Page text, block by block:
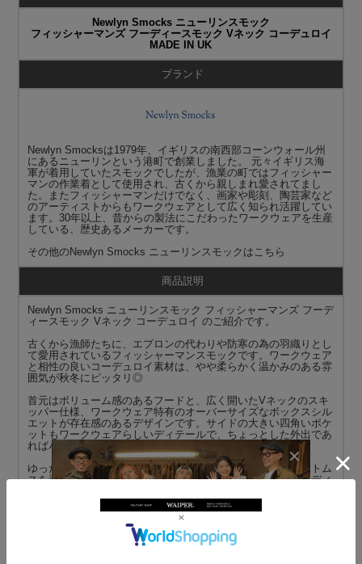
Newlyn Smocks ニューリンスモック
フィッシャーマンズ フーディースモック Vネック コーデュロイ
MADE IN UK
ブランド
Newlyn Smocksは1979年、イギリスの南西部コーンウォール州
にあるニューリンという港町で創業しました。 元々イギリス海
軍が着用していたスモックでしたが、漁業の町ではフィッシャー
マンの作業着として使用され、古くから親しまれ愛されてまし
た。またフィッシャーマンだけでなく、画家や彫刻、陶芸家など
のアーティストからもワークウェアとして広く知られ活躍してい
ます。30年以上、昔からの製法にこだわったワークウェアを生産
している、歴史あるメーカーです。
その他のNewlyn Smocks ニューリンスモック はこちら
商品説明
Newlyn Smocks ニューリンスモック フィッシャーマンズ フーデ
ィースモック Vネック コーデュロイ のご紹介です。
古くから漁師たちに、エプロンの代わりや防寒の為の羽織りとし
て愛用されているフィッシャーマンスモックです。ワークウェア
と相性の良いコーデュロイ素材は、やや柔らかく温かみのある雰
囲気が秋冬にピッタリ◎
首元はボリューム感のあるフードと、広く開いたVネックのスキ
ッパー仕様、ワークウェア特有のオーバーサイズなボックスシル
エットが存在感のあるデザインです。サイドの大きい四角いポケ
ットもワークウェアらしいディテールで、ちょっとした外出であ
ればバッグも不要です。
ゆったりとしたワイドシルエットにシンプルなデザインはボトム
スを選ばないので、アメカジやアウトドア、キレイめなコーディ
サイズ